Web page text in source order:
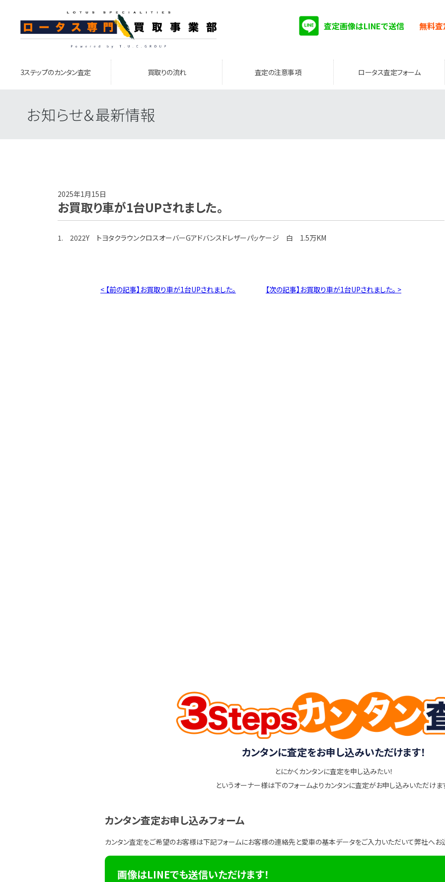
査定画像はLINEで送信 無料査
3ステップのカンタン査定 買取りの流れ 査定の注意事項 ロータス査定フォーム
お知らせ＆最新情報
2025年1月15日
お買取り車が1台UPされました。
1. 2022Y トヨタクラウンクロスオーバーGアドバンスドレザーパッケージ 白 1.5万KM
< 【前の記事】お買取り車が1台UPされました。 【次の記事】お買取り車が1台UPされました。 >
カンタンに査定をお申し込みいただけます！
とにかくカンタンに査定を申し込みたい！
というオーナー様は下のフォームよりカンタンに査定がお申し込みいただけま
カンタン査定お申し込みフォーム
カンタン査定をご希望のお客様は下記フォームにお客様の連絡先と愛車の基本データをご入力いただいて弊社へお
画像はLINEでも送信いただけます！